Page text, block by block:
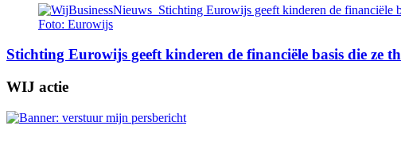
Foto: Eurowijs
Stichting Eurowijs geeft kinderen de financiële basis die ze
WIJ actie